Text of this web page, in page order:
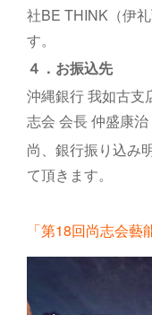
社BE THINK（伊
す。
４．お振込先
沖縄銀行 我如古支
志会 会長 仲盛康治
尚、銀行振り込み
て頂きます。
「第18回尚志会